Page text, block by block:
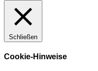
Schließen
Cookie-Hinweise